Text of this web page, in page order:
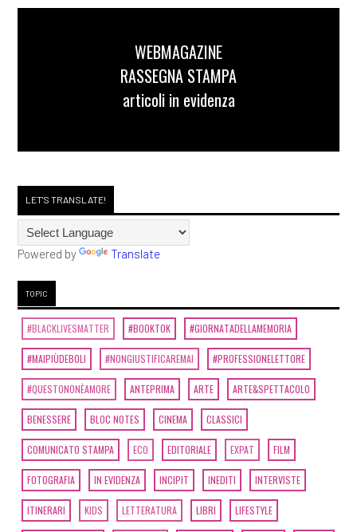
WEBMAGAZINE
RASSEGNA STAMPA
articoli in evidenza
LET'S TRANSLATE!
Powered by Translate
TOPIC
#BLACKLIVESMATTER #BOOKTOK #GIORNATADELLAMEMORIA
#MAIPIÙDEBOLI #NONGIUSTIFICAREMAI #PROFESSIONELETTORE
#QUESTONONÈAMORE ANTEPRIMA ARTE ARTE&SPETTACOLO
BENESSERE BLOC NOTES CINEMA CLASSICI
COMUNICATO STAMPA ECO EDITORIALE EXPAT FILM
FOTOGRAFIA IN EVIDENZA INCIPIT INEDITI INTERVISTE
ITINERARI KIDS LETTERATURA LIBRI LIFESTYLE